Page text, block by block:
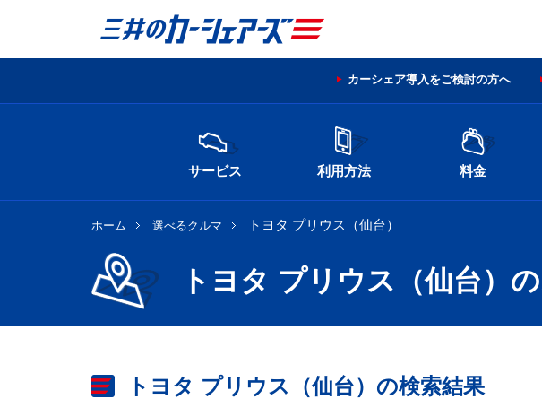
カーシェア導入をご検討の方へ
サービス 利用方法 料金
ホーム 選べるクルマ トヨタ プリウス（仙台）
トヨタ プリウス（仙台）
トヨタ プリウス（仙台）の検索結果